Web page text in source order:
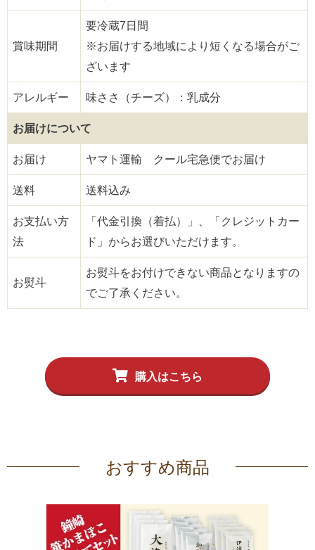
賞味期間
要冷蔵7日間
※お届けする地域により短くなる場合がご
ざいます
アレルギー 味ささ（チーズ）：乳成分
お届けについて
お届け ヤマト運輸 クール宅急便でお届け
送料 送料込み
お支払い方
法
「代金引換（着払）」、「クレジットカー
ド」からお選びいただけます。
お熨斗
お熨斗をお付けできない商品となりますの
でご了承ください。
購入はこちら
おすすめ商品